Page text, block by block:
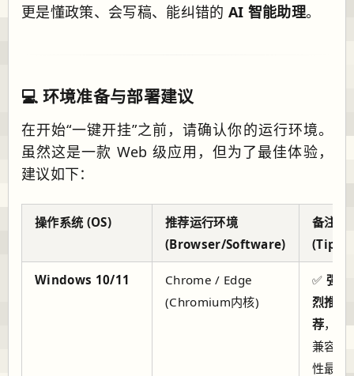
更是懂政策、会写稿、能纠错的 AI 智能助理。
💻 环境准备与部署建议
在开始“一键开挂”之前，请确认你的运行环境。
虽然这是一款 Web 级应用，但为了最佳体验，
建议如下：
操作系统 (OS)
推荐运行环境
(Browser/Software)
备注
(Tips)
Windows 10/11
Chrome / Edge
(Chromium内核)
✅ 强
烈推
荐，
兼容
性最